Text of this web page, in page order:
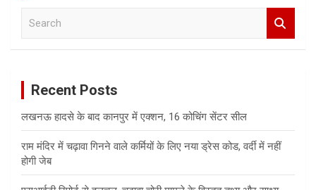
Recent Posts
लखनऊ हादसे के बाद कानपुर में एक्शन, 16 कोचिंग सेंटर सील
राम मंदिर में चढ़ावा गिनने वाले कर्मियों के लिए नया ड्रेस कोड, वर्दी में नहीं
होगी जेब